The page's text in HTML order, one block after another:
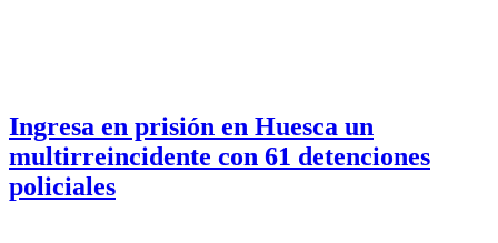
Ingresa en prisión en Huesca un
multirreincidente con 61 detenciones
policiales